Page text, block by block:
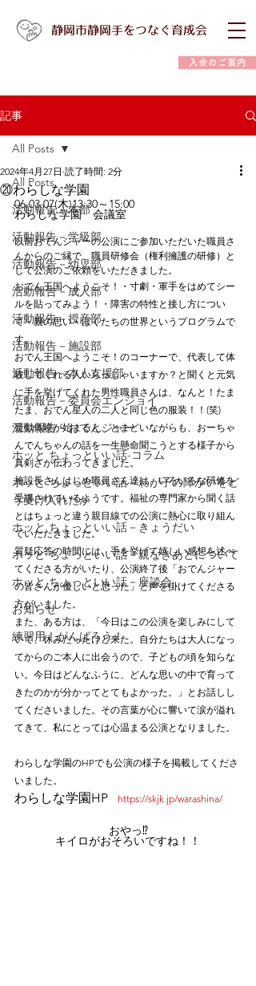
入会のご案内
静岡市静岡手をつなぐ育成会
記事
All Posts
活動報告－本部
活動報告－学級部
活動報告－幼児部
活動報告－成人部
活動報告－授産部
活動報告－施設部
活動報告－本人支援部
活動報告－委員会エンジョイ
活動報告－おでんジャー
ホッと ちょっといい話-コラム
ホッと ちょっといい話－わが子の障がいをど
う受け入れたか
ホッと ちょっといい話－きょうだい
ホッと ちょっといい話－親なきあとについて
ホッと ちょっといい話－座談会
お知らせ
練習用！がんばろう！
All Posts
⑳わらしな学園
2024年4月27日 読了時間: 2分
06.03.07(木)13:30～15:00
わらしな学園　会議室
以前おでんジャーの公演にご参加いただいた職員さ
んからのご縁で、職員研修会（権利擁護の研修）と
して公演のご依頼をいただきました。
おでん王国へようこそ！・寸劇・軍手をはめてシー
ルを貼ってみよう！・障害の特性と接し方につい
て・親の思い・ぼくたちの世界というプログラムで
す。
おでん王国へようこそ！のコーナーで、代表して体
験してくれる人いらっしゃいますか？と聞くと元気
に手を挙げてくれた男性職員さんは、なんと！たま
たま、おでん星人の二人と同じ色の服装！！(笑)
疑似体験が始まると、とまどいながらも、おーちゃ
んでんちゃんの話を一生懸命聞こうとする様子から
真剣さが伝わってきました。
施設長さんはじめ職員さん達は、いろいろな研修を
受講されているようです。福祉の専門家から聞く話
とはちょっと違う親目線での公演に熱心に取り組ん
でいただきました。
質疑応答の時間には、手を挙げて嬉しい感想を述べ
てくださる方がいたり、公演終了後「おでんジャー
の皆さんが優しいと思った」と声を掛けてくださる
方がいました。
また、ある方は、「今日はこの公演を楽しみにして
いて、休みだったけど来た。自分たちは大人になっ
てからのご本人に出会うので、子どもの頃を知らな
い。今日はどんなふうに、どんな思いの中で育って
きたのかが分かってとてもよかった。」とお話しし
てくださいました。その言葉が心に響いて涙が溢れ
てきて、私にとっては心温まる公演となりました。
わらしな学園のHPでも公演の様子を掲載してくださ
いました。
わらしな学園HP https://skjk.jp/warashina/
おやっ⁉
キイロがおそろいですね！！